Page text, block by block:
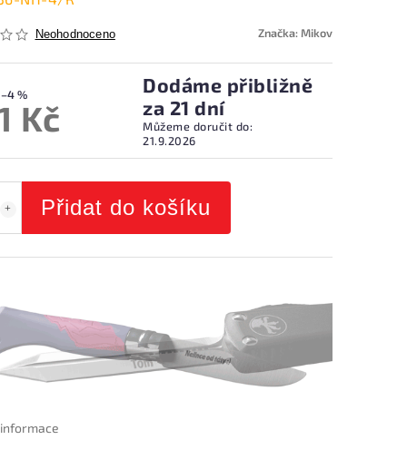
Neohodnoceno Značka: Mikov
–4 %
Kč
Dodáme přibližně
za 21 dní
Můžeme doručit do:
21.9.2026
Přidat do košíku